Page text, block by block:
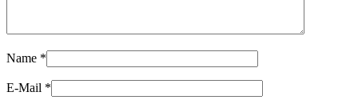
Name *
E-Mail *